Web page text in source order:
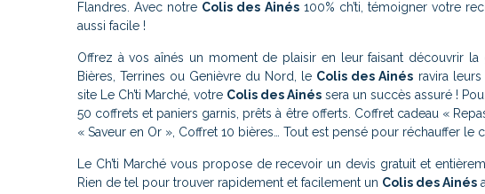
Flandres. Avec notre Colis des Ainés100% ch’ti, témoigner votre
aussi facile !
Offrez à vos aînés un moment de plaisir en leur faisant découvrir la
Bières, Terrines ou Genièvre du Nord, le Colis des Ainés ravira
site Le Ch’ti Marché, votre Colis des Ainés sera un succès assuré !
50 coffrets et paniers garnis, prêts à être offerts. Coffret cadeau «
« Saveur en Or », Coffret 10 bières… Tout est pensé pour réchauffer le
Le Ch’ti Marché vous propose de recevoir un devis gratuit et
Rien de tel pour trouver rapidement et facilement un Colis des Ainés